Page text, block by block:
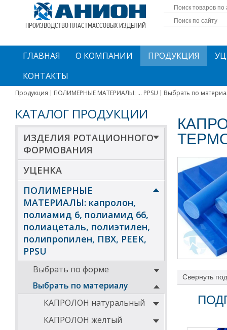
ПРОИЗВОДСТВО ПЛАСТМАССОВЫХ ИЗДЕЛИЙ
ГЛАВНАЯ О КОМПАНИИ ПРОДУКЦИЯ
КОНТАКТЫ
Продукция ПОЛИМЕРНЫЕ МАТЕРИАЛЫ: ... PPSU Выбрать по
КАТАЛОГ ПРОДУКЦИИ
ИЗДЕЛИЯ РОТАЦИОННОГО
ФОРМОВАНИЯ
УЦЕНКА
ПОЛИМЕРНЫЕ
МАТЕРИАЛЫ: капролон,
полиамид 6, полиамид 66,
полиацеталь, полиэтилен,
полипропилен, ПВХ, PEEK,
PPSU
Выбрать по форме
Выбрать по материалу
КАПРОЛОН натуральный
КАПРОЛОН желтый
атмосферных
выдерживать
службы
Свернуть